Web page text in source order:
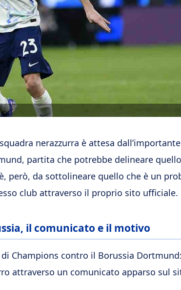
nerazzurra è attesa
partita che potrebbe delineare
però, da sottolineare quello che è un
club attraverso il proprio sito ufficiale.
il comunicato e il motivo
Champions contro il Borussia
attraverso un comunicato apparso sul